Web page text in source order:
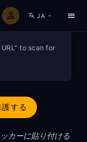
JA
to scan for
する
カーに貼り付ける